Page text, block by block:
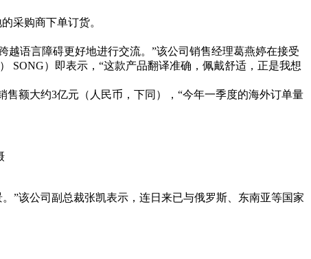
采购商下单订货。
语言障碍更好地进行交流。”该公司销售经理葛燕婷在接受
SONG）即表示，“这款产品翻译准确，佩戴舒适，正是我想
额大约3亿元（人民币，下同），“今年一季度的海外订单量
”该公司副总裁张凯表示，连日来已与俄罗斯、东南亚等国家